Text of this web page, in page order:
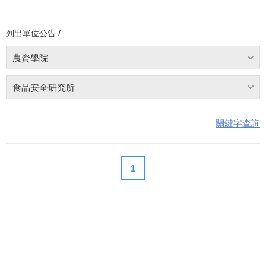
列出單位公告 /
農資學院
食品安全研究所
關鍵字查詢
1